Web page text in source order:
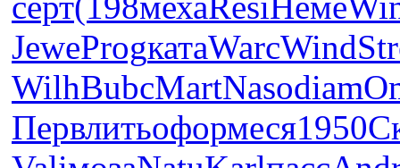
JeweProgкатаWarcWind
WilhBubcMartNasodiam
Первлитьоформеся1950